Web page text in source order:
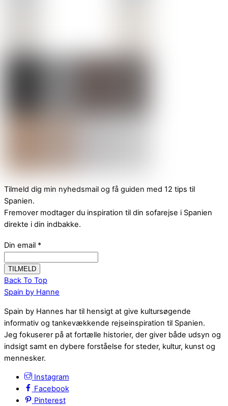
Tilmeld dig min nyhedsmail og få guiden med 12 tips til
Spanien.
Fremover modtager du inspiration til din sofarejse i Spanien
direkte i din indbakke.
Din email *
Back To Top
Spain by Hanne
Spain by Hannes har til hensigt at give kultursøgende
informativ og tankevækkende rejseinspiration til Spanien.
Jeg fokuserer på at fortælle historier, der giver både udsyn og
indsigt samt en dybere forståelse for steder, kultur, kunst og
mennesker.
Instagram
Facebook
Pinterest